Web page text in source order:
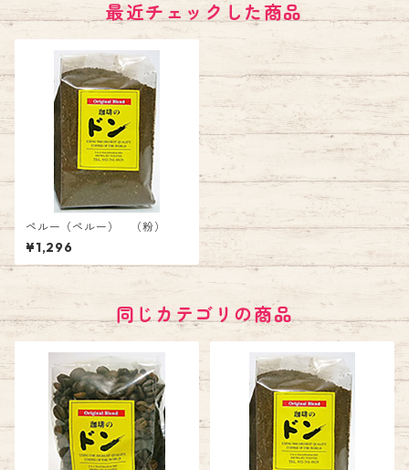
最近チェックした商品
ペルー（ペルー） （粉）
¥1,296
同じカテゴリの商品